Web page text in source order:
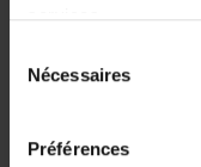
services.
Nécessaires
Préférences